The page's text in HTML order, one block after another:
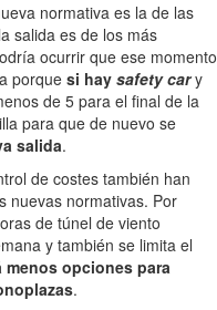
normativa es la de las
salida es de los más
ocurrir que ese momento
porque si hay safety cary
de 5 para el final de la
para que de nuevo se
salida.
de costes también han
nuevas normativas. Por
de túnel de viento
y también se limita el
menos opciones para
.